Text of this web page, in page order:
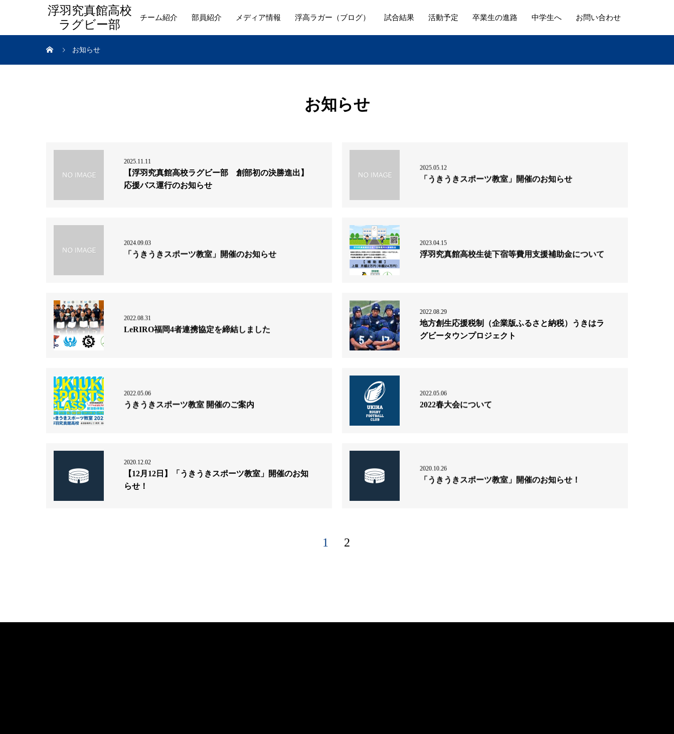
浮羽究真館高校
ラグビー部
チーム紹介 部員紹介 メディア情報 浮高ラガー（ブログ） 試合結果 活動予定 卒業生の進路 中学生へ お問い合わせ
お知らせ
お知らせ
2025.11.11
【浮羽究真館高校ラグビー部 創部初の決勝進出】
応援バス運行のお知らせ
2025.05.12
「うきうきスポーツ教室」開催のお知らせ
2024.09.03
「うきうきスポーツ教室」開催のお知らせ
2023.04.15
浮羽究真館高校生徒下宿等費用支援補助金について
2022.08.31
LeRIRO福岡4者連携協定を締結しました
2022.08.29
地方創生応援税制（企業版ふるさと納税）うきはラ
グビータウンプロジェクト
2022.05.06
うきうきスポーツ教室 開催のご案内
2022.05.06
2022春大会について
2020.12.02
【12月12日】「うきうきスポーツ教室」開催のお知
らせ！
2020.10.26
「うきうきスポーツ教室」開催のお知らせ！
1 2